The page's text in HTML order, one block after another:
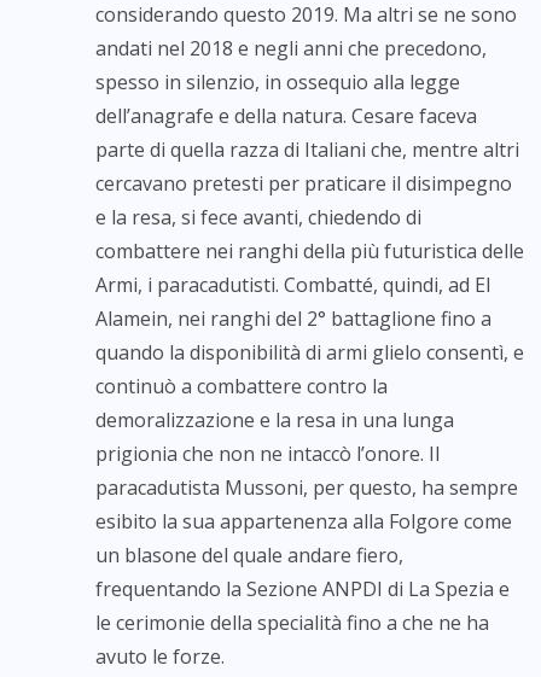
considerando questo 2019. Ma altri se ne sono
andati nel 2018 e negli anni che precedono,
spesso in silenzio, in ossequio alla legge
dell’anagrafe e della natura. Cesare faceva
parte di quella razza di Italiani che, mentre altri
cercavano pretesti per praticare il disimpegno
e la resa, si fece avanti, chiedendo di
combattere nei ranghi della più futuristica delle
Armi, i paracadutisti. Combatté, quindi, ad El
Alamein, nei ranghi del 2° battaglione fino a
quando la disponibilità di armi glielo consentì, e
continuò a combattere contro la
demoralizzazione e la resa in una lunga
prigionia che non ne intaccò l’onore. Il
paracadutista Mussoni, per questo, ha sempre
esibito la sua appartenenza alla Folgore come
un blasone del quale andare fiero,
frequentando la Sezione ANPDI di La Spezia e
le cerimonie della specialità fino a che ne ha
avuto le forze.